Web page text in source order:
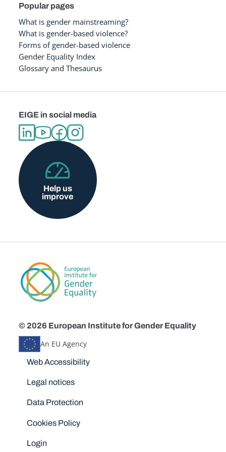
Popular pages
What is gender mainstreaming?
What is gender-based violence?
Forms of gender-based violence
Gender Equality Index
Glossary and Thesaurus
EIGE in social media
Help us
improve
© 2026 European Institute for Gender Equality
An EU Agency
Disclaimers
Web Accessibility
Legal notices
Data Protection
Cookies Policy
Login